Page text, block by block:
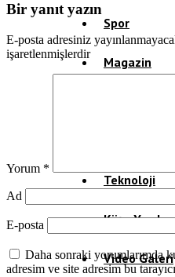
Spor
Magazin
Teknoloji
Köşe Yazıları
Video Galeri
Bir yanıt yazın
E-posta adresiniz
işaretlenmişlerdir
Yorum *
Ad
E-posta
Daha sonraki yorumlarımda
adresim ve site adresim bu